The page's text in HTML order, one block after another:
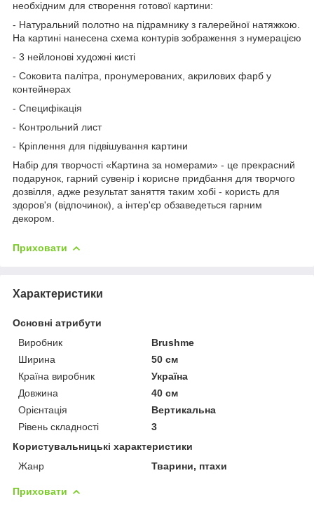
необхідним для створення готової картини:
- Натуральний полотно на підрамнику з галерейної натяжкою.
На картині нанесена схема контурів зображення з нумерацією
- 3 нейлонові художні кисті
- Соковита палітра, пронумерованих, акрилових фарб у
контейнерах
- Специфікація
- Контрольний лист
- Кріплення для підвішування картини
Набір для творчості «Картина за номерами» - це прекрасний
подарунок, гарний сувенір і корисне придбання для творчого
дозвілля, адже результат заняття таким хобі - користь для
здоров'я (відпочинок), а інтер'єр обзаведеться гарним
декором.
Приховати
Характеристики
Основні атрибути
Виробник
Brushme
Ширина
50 см
Країна виробник
Україна
Довжина
40 см
Орієнтація
Вертикальна
Рівень складності
3
Користувальницькі характеристики
Жанр
Тварини, птахи
Приховати